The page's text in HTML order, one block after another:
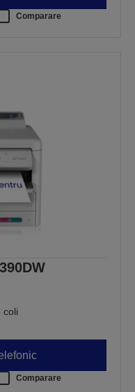
Comparare
coli
Comparare